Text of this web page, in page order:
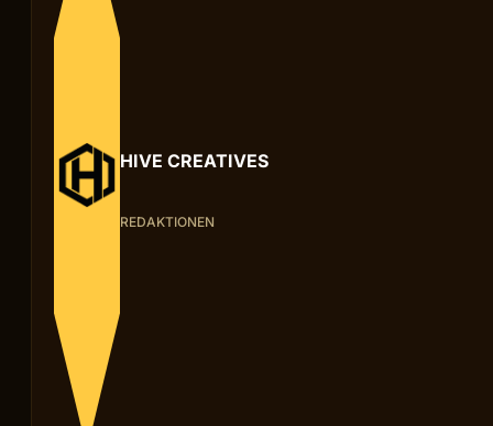
HIVE CREATIVES
REDAKTIONEN